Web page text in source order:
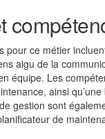
pour ce métier
aigu de la
équipe. Les
ainsi
gestion sont
de